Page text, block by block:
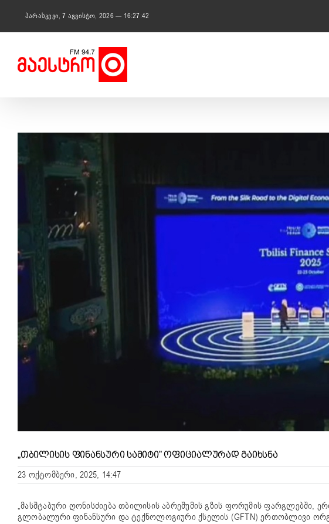
პარასკევი, 7 აგვისტო, 2026 — 16:27:43
Image
„ᲗᲑᲘᲚᲘᲡᲘᲡ ᲤᲘᲜᲐᲜᲡᲣᲠᲘ ᲡᲐᲛᲘᲢᲘ” ᲝᲤᲘᲪᲘᲐᲚᲣᲠᲐᲓ ᲒᲐᲘᲮᲡᲜᲐ
23 ოქტომბერი, 2025, 14:47
„მასშტაბური ღონისძიება თბილისის აბრეშუმის გზის ფორუმის ფარგლებში,
გლობალური ფინანსური და ტექნოლოგიური ქსელის (GFTN) ერთობლივი